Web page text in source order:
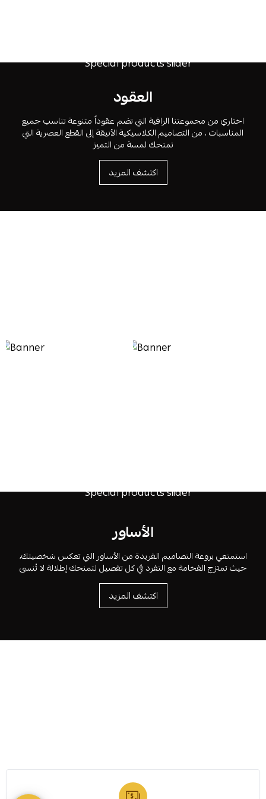
العقود
اختاري من مجموعتنا الراقية التي تضم عقوداً متنوعة تناسب جميع
المناسبات ، من التصاميم الكلاسيكية الأنيقة إلى القطع العصرية التي
تمنحك لمسة من التميز
اكتشف المزيد
الأساور
استمتعي بروعة التصاميم الفريدة من الأساور التي تعكس شخصيتك،
حيث تمتزج الفخامة مع التفرد في كل تفصيل لتمنحك إطلالة لا تُنسى
اكتشف المزيد